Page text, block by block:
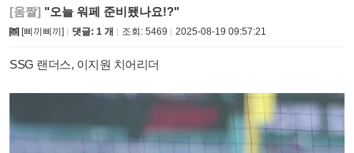
[움짤] "오늘 워페 준비됐나요!?"
[삐끼삐끼] 댓글: 1 개 조회: 5469 2025-08-19 09:57:21
SSG 랜더스, 이지원 치어리더